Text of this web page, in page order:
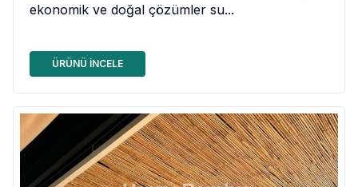
ekonomik ve doğal çözümler su...
ÜRÜNÜ İNCELE